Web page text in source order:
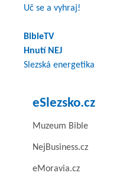
Uč se a vyhraj!
BibleTV
Hnutí NEJ
Slezská energetika
eSlezsko.cz
Muzeum Bible
NejBusiness.cz
eMoravia.cz